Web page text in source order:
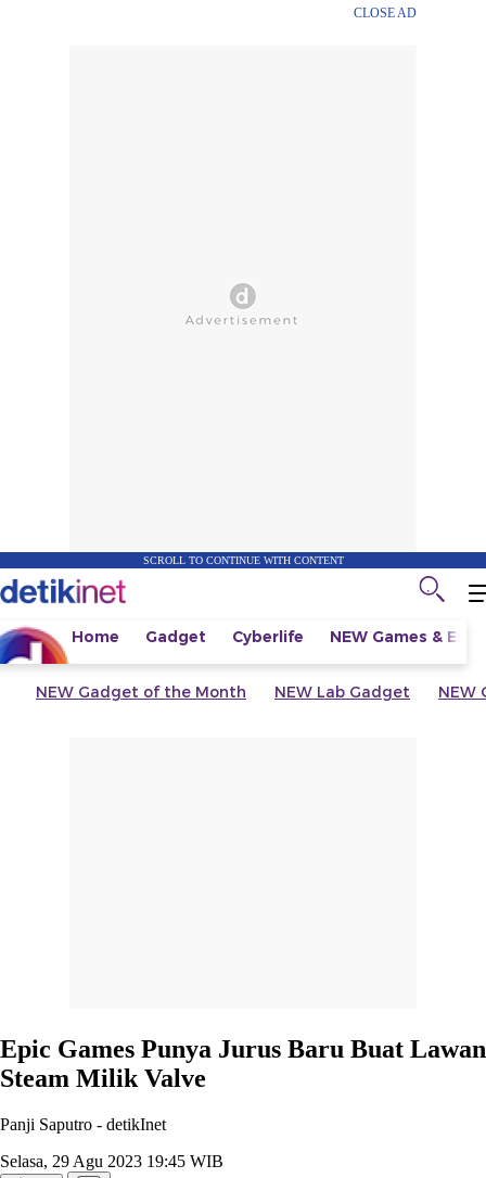
CLOSE AD
SCROLL TO CONTINUE WITH CONTENT
Home Gadget Cyberlife NEW Games &
NEW Gadget of the Month NEW Lab Gadget NEW
Epic Games Punya Jurus Baru Buat Lawan
Steam Milik Valve
Panji Saputro - detikInet
Selasa, 29 Agu 2023 19:45 WIB